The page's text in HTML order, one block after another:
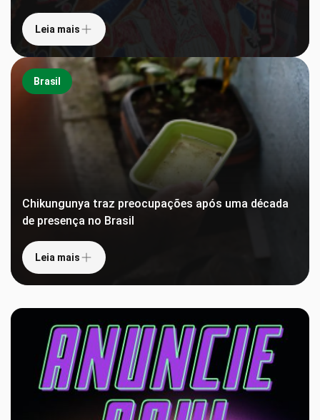
Leia mais
Brasil
Chikungunya traz preocupações após uma década
de presença no Brasil
Leia mais